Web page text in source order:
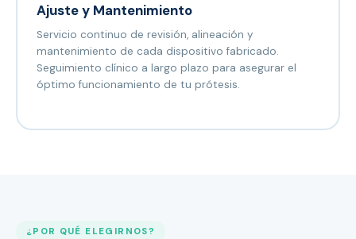
Ajuste y Mantenimiento
Servicio continuo de revisión, alineación y
mantenimiento de cada dispositivo fabricado.
Seguimiento clínico a largo plazo para asegurar el
óptimo funcionamiento de tu prótesis.
¿POR QUÉ ELEGIRNOS?